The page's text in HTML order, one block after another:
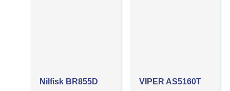
Nilfisk BR855D
VIPER AS5160T